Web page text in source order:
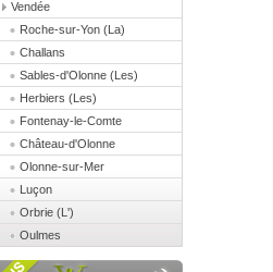
Vendée
Roche-sur-Yon (La)
Challans
Sables-d'Olonne (Les)
Herbiers (Les)
Fontenay-le-Comte
Château-d'Olonne
Olonne-sur-Mer
Luçon
Orbrie (L')
Oulmes